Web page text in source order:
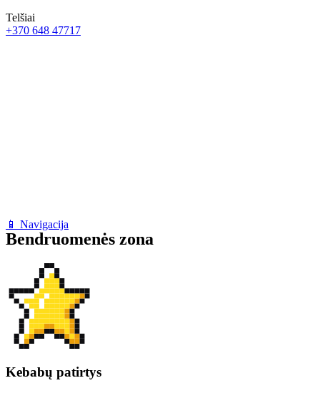
Telšiai
+370 648 47717
📱 Navigacija
Bendruomenės zona
Kebabų patirtys